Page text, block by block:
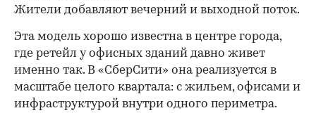
Жители добавляют вечерний и выходной поток.
Эта модель хорошо известна в центре города,
где ретейл у офисных зданий давно живет
именно так. В «СберСити» она реализуется в
масштабе целого квартала: с жильем, офисами и
инфраструктурой внутри одного периметра.